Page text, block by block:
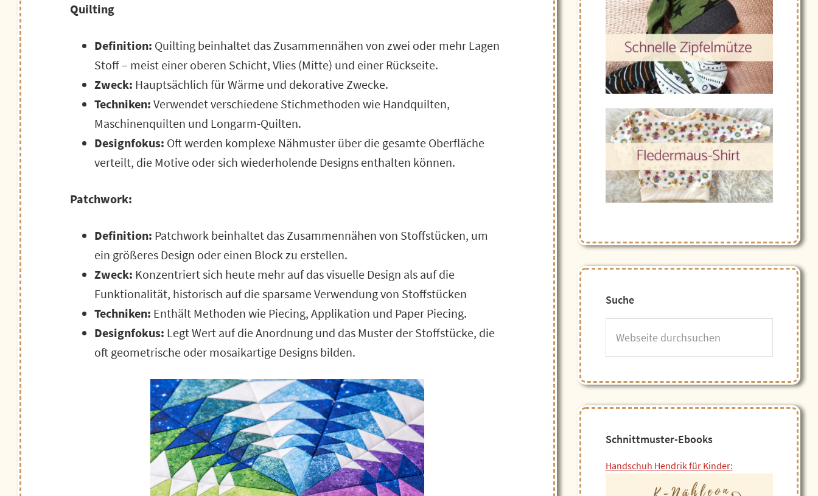
Quilting
Definition: Quilting beinhaltet das Zusammennähen von zwei oder mehr Lagen
Stoff – meist einer oberen Schicht, Vlies (Mitte) und einer Rückseite.
Zweck: Hauptsächlich für Wärme und dekorative Zwecke.
Techniken: Verwendet verschiedene Stichmethoden wie Handquilten,
Maschinenquilten und Longarm-Quilten.
Designfokus: Oft werden komplexe Nähmuster über die gesamte Oberfläche
verteilt, die Motive oder sich wiederholende Designs enthalten können.
Patchwork:
Definition: Patchwork beinhaltet das Zusammennähen von Stoffstücken, um
ein größeres Design oder einen Block zu erstellen.
Zweck: Konzentriert sich heute mehr auf das visuelle Design als auf die
Funktionalität, historisch auf die sparsame Verwendung von Stoffstücken
Techniken: Enthält Methoden wie Piecing, Applikation und Paper Piecing.
Designfokus: Legt Wert auf die Anordnung und das Muster der Stoffstücke, die
oft geometrische oder mosaikartige Designs bilden.
Suche
durchsuchen
Schnittmuster-Ebooks
Handschuh Hendrik für Kinder: